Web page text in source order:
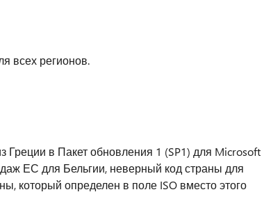
всех регионов.
Греции в Пакет обновления 1 (SP1) для Microsoft
ЕС для Бельгии, неверный код страны для
который определен в поле ISO вместо этого